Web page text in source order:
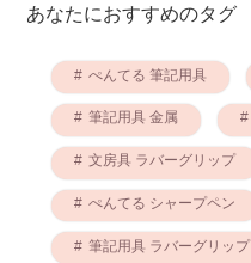
あなたにおすすめのタグ
ぺんてる 筆記用具
筆記用具 金属
文房具 ラバーグリップ
ぺんてる シャープペン
筆記用具 ラバーグリップ